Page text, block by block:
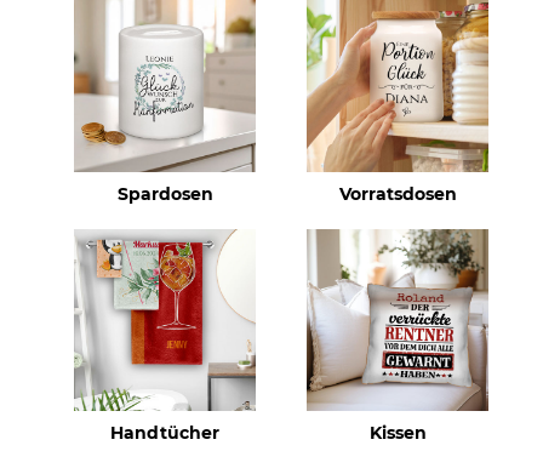
Spardosen Vorratsdosen
Handtücher Kissen